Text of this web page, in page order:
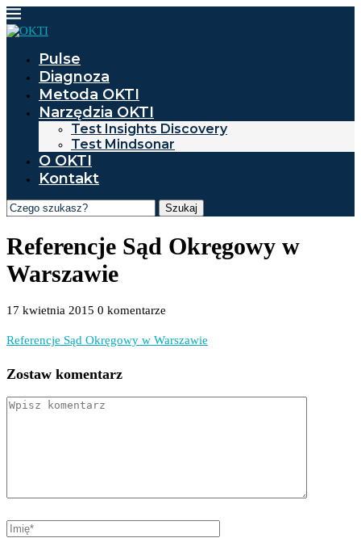
Pulse
Diagnoza
Metoda OKTI
Narzędzia OKTI
Test Insights Discovery
Test Mindsonar
O OKTI
Kontakt
Szukaj
Referencje Sąd Okręgowy w
Warszawie
17 kwietnia 2015 0 komentarze
Referencje Sąd Okręgowy w Warszawie
Zostaw komentarz